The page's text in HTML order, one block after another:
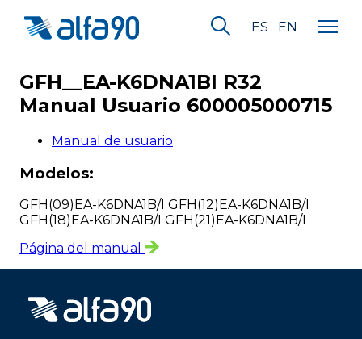
ES EN
GFH__EA-K6DNA1BI R32
Manual Usuario 600005000715
Manual de usuario
Modelos:
GFH(09)EA-K6DNA1B/I GFH(12)EA-K6DNA1B/I
GFH(18)EA-K6DNA1B/I GFH(21)EA-K6DNA1B/I
Página del manual